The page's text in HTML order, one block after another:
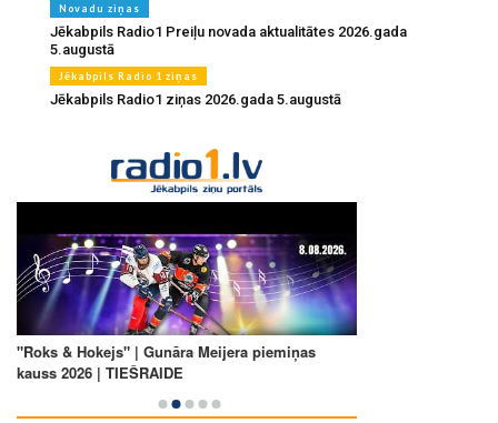
Novadu ziņas
Jēkabpils Radio1 Preiļu novada aktualitātes 2026.gada
5.augustā
Jēkabpils Radio 1 ziņas
Jēkabpils Radio1 ziņas 2026.gada 5.augustā